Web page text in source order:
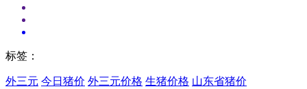
标签：
外三元 今日猪价 外三元价格 生猪价格 山东省猪价